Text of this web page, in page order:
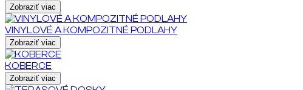
Zobraziť viac
VINYLOVÉ A KOMPOZITNÉ PODLAHY
Zobraziť viac
KOBERCE
Zobraziť viac